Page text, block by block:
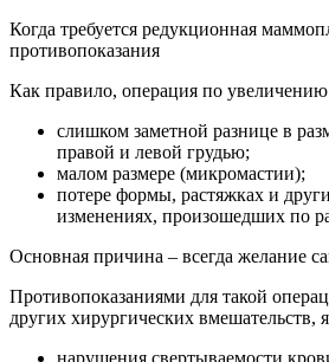
Когда требуется редукционная
противопоказания
Как правило, операция по увеличению
слишком заметной разнице в
правой и левой грудью;
малом размере (микромастии);
потере формы, растяжках и
изменениях, произошедших по
Основная причина – всегда желание
Противопоказаниями для такой
других хирургических вмешательств,
нарушения свертываемости